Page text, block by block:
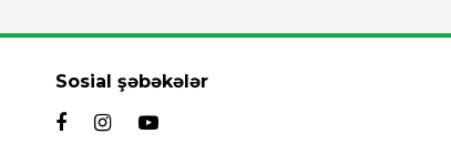
Sosial şəbəkələr